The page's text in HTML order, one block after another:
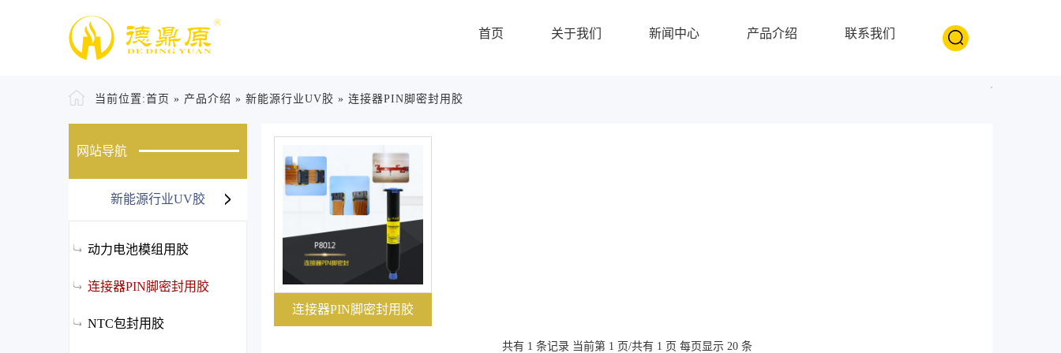
首页 关于我们 新闻中心 产品介绍 联系我们
当前位置:首页 » 产品介绍 » 新能源行业UV胶 » 连接器PIN脚密封用胶
网站导航
新能源行业UV胶
动力电池模组用胶
连接器PIN脚密封用胶
NTC包封用胶
连接器PIN脚密封用胶
共有 1 条记录 当前第 1 页/共有 1 页 每页显示 20 条